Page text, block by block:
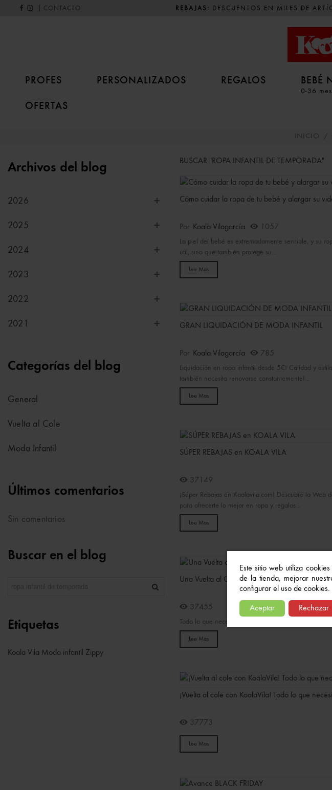
Este sitio web utiliza
de la tienda, mejorar
configurar el uso de cookies.
Aceptar Rechazar
CONTACTO REBAJAS: DESCUENTOS EN MILES DE
PROFES PERSONALIZADOS REGALOS BEBÉ
0-36
OFERTAS
INICIO /
Archivos del blog
2026
2025
2024
2023
2022
2021
Categorías del blog
General
Vuelta al Cole
Moda Infantil
Últimos comentarios
Sin comentarios
Buscar en el blog
Etiquetas
Koala Vila Moda infantil Zippy
BUSCAR "ROPA INFANTIL DE TEMPORADA"
Cómo cuidar la ropa de tu bebé y alargar su
Por Koala Vilagarcía 1057
La piel del bebé es extremadamente sensible, y su
útil, sino que también protege su...
Lee Mas
GRAN LIQUIDACIÓN DE MODA INFANTIL
Por Koala Vilagarcía 785
Liquidación en ropa infantil desde 5€! Calidad y
también necesita renovarse constantemente!...
Lee Mas
SÚPER REBAJAS en KOALA VILA
37149
¡Súper Rebajas en Koalavila.com! Descubre la
para ofrecerte lo mejor en ropa y regalos...
Lee Mas
Una Vuelta al Cole Perfecta en Koala Vila
37455
Todo lo que necesitas para que tus hijos estén
Lee Mas
¡Vuelta al cole con KoalaVila! Todo lo que
37773
Lee Mas